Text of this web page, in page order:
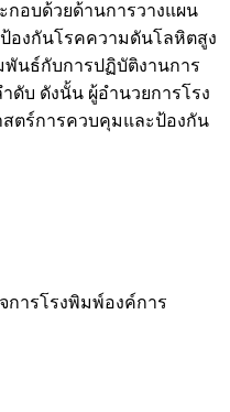
กอบด้วยด้านการวางแผน
ป้องกันโรคความดันโลหิตสูง
พันธ์กับการปฏิบัติงานการ
ดับ ดังนั้น ผู้อำนวยการโรง
ตร์การควบคุมและป้องกัน
การโรงพิมพ์องค์การ